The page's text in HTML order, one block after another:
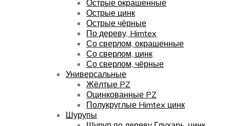
Острые окрашенные
Острые цинк
Острые чёрные
По дереву, Himtex
Со сверлом, окрашенные
Со сверлом, цинк
Со сверлом, чёрные
Универсальные
Жёлтые PZ
Оцинкованные PZ
Полукруглые Himtex цинк
Шурупы